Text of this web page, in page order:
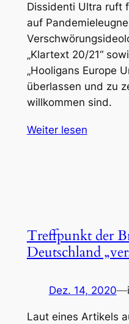
Dissidenti Ultra ruft
auf
„Klartext 20/21“
„Hooligans Europe
überlassen und zu
willkommen sind.
Weiter lesen
Treffpunkt der
Deutschland
Dez. 14, 2020—
Laut eines Artikels